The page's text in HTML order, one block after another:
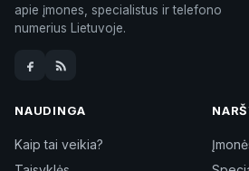
apie įmones, specialistus ir telefono
numerius Lietuvoje.
NAUDINGA
Kaip tai veikia?